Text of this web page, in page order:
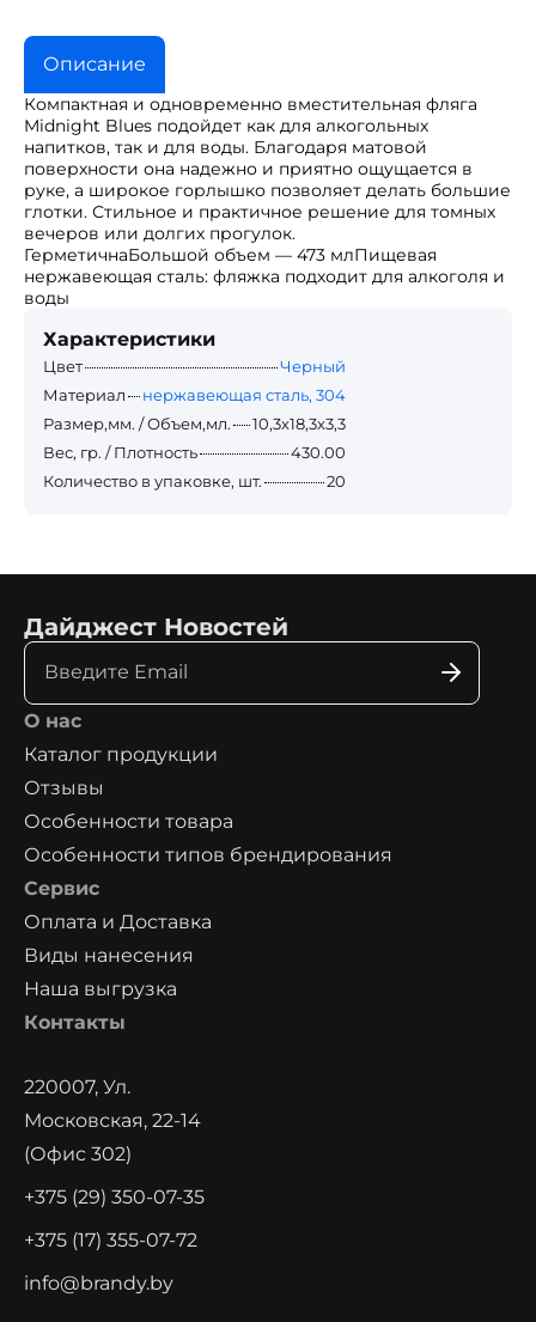
Описание
Компактная и одновременно вместительная фляга
Midnight Blues подойдет как для алкогольных
напитков, так и для воды. Благодаря матовой
поверхности она надежно и приятно ощущается в
руке, а широкое горлышко позволяет делать большие
глотки. Стильное и практичное решение для томных
вечеров или долгих прогулок.
ГерметичнаБольшой объем — 473 млПищевая
нержавеющая сталь: фляжка подходит для алкоголя и
воды
Характеристики
Цвет
Черный
Материал
нержавеющая сталь, 304
Размер,мм. / Объем,мл.
10,3х18,3х3,3
Вес, гр. / Плотность
430.00
Количество в упаковке, шт.
20
Дайджест Новостей
О нас
Каталог продукции
Отзывы
Особенности товара
Особенности типов брендирования
Сервис
Оплата и Доставка
Виды нанесения
Наша выгрузка
Контакты
220007, Ул.
Московская, 22-14
(офис 302)
+375 (29) 350-07-35
+375 (17) 355-07-72
info@brandy.by